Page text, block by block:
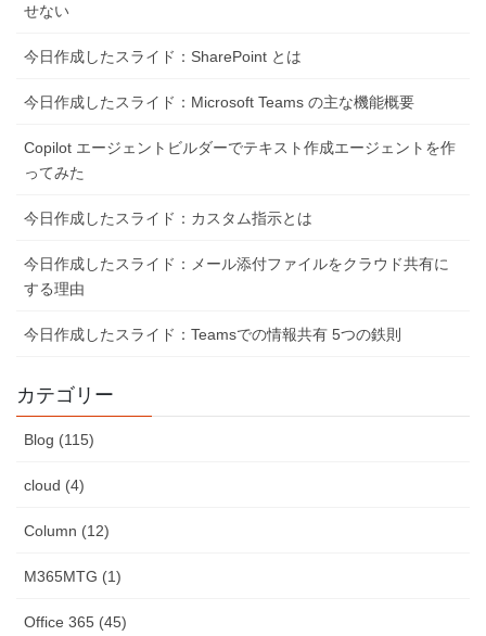
せない
今日作成したスライド：SharePoint とは
今日作成したスライド：Microsoft Teams の主な機能概要
Copilot エージェントビルダーでテキスト作成エージェントを作
ってみた
今日作成したスライド：カスタム指示とは
今日作成したスライド：メール添付ファイルをクラウド共有に
する理由
今日作成したスライド：Teamsでの情報共有 5つの鉄則
カテゴリー
Blog (115)
cloud (4)
Column (12)
M365MTG (1)
Office 365 (45)